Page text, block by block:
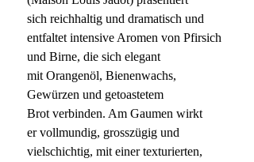
sich reichhaltig und dramatisch und
entfaltet intensive Aromen von Pfirsich
und Birne, die sich elegant
mit Orangenöl, Bienenwachs,
Gewürzen und getoastetem
Brot verbinden. Am Gaumen wirkt
er vollmundig, grosszügig und
vielschichtig, mit einer texturierten,